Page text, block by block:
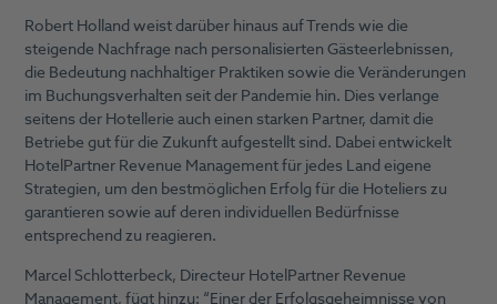
Robert Holland weist darüber hinaus auf Trends wie die
steigende Nachfrage nach personalisierten Gästeerlebnissen,
die Bedeutung nachhaltiger Praktiken sowie die Veränderungen
im Buchungsverhalten seit der Pandemie hin. Dies verlange
seitens der Hotellerie auch einen starken Partner, damit die
Betriebe gut für die Zukunft aufgestellt sind. Dabei entwickelt
HotelPartner Revenue Management für jedes Land eigene
Strategien, um den bestmöglichen Erfolg für die Hoteliers zu
garantieren sowie auf deren individuellen Bedürfnisse
entsprechend zu reagieren.
Marcel Schlotterbeck, Directeur HotelPartner Revenue
Management, fügt hinzu: “Einer der Erfolgsgeheimnisse von